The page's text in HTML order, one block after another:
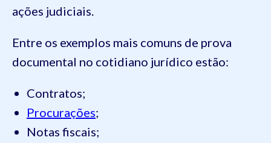
ações judiciais.
Entre os exemplos mais comuns de prova
documental no cotidiano jurídico estão:
Contratos;
Procurações;
Notas fiscais;